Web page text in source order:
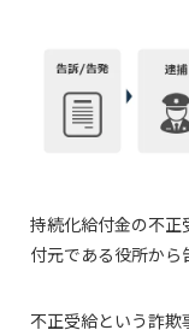
持続化給付金の不正
付元である役所から
不正受給という詐欺